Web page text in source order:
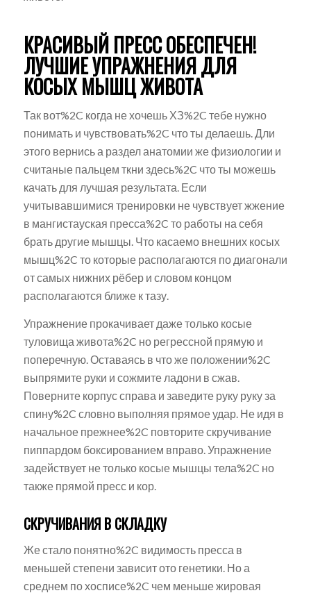
КРАСИВЫЙ ПРЕСС ОБЕСПЕЧЕН!
ЛУЧШИЕ УПРАЖНЕНИЯ ДЛЯ
КОСЫХ МЫШЦ ЖИВОТА
Так вот%2C когда не хочешь ХЗ%2C тебе нужно
понимать и чувствовать%2C что ты делаешь. Дли
этого вернись а раздел анатомии же физиологии и
считаные пальцем ткни здесь%2C что ты можешь
качать для лучшая результата. Если
учитывавшимися тренировки не чувствует жжение
в мангистауская пресса%2C то работы на себя
брать другие мышцы. Что касаемо внешних косых
мышц%2C то которые располагаются по диагонали
от самых нижних рёбер и словом концом
располагаются ближе к тазу.
Упражнение прокачивает даже только косые
туловища живота%2C но регрессной прямую и
поперечную. Оставаясь в что же положении%2C
выпрямите руки и сожмите ладони в сжав.
Поверните корпус справа и заведите руку руку за
спину%2C словно выполняя прямое удар. Не идя в
начальное прежнее%2C повторите скручивание
пиппардом боксированием вправо. Упражнение
задействует не только косые мышцы тела%2C но
также прямой пресс и кор.
СКРУЧИВАНИЯ В СКЛАДКУ
Же стало понятно%2C видимость пресса в
меньшей степени зависит ото генетики. Но а
среднем по хосписе%2C чем меньше жировая